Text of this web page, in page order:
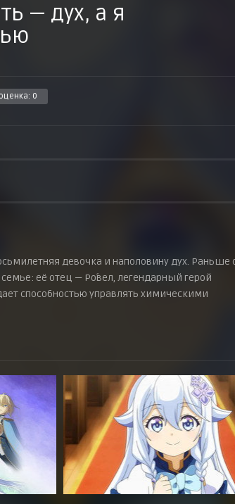
— дух, а я
0
девочка и наполовину дух. Раньше
её отец — Ро́вел, легендарный герой
способностью управлять химическими